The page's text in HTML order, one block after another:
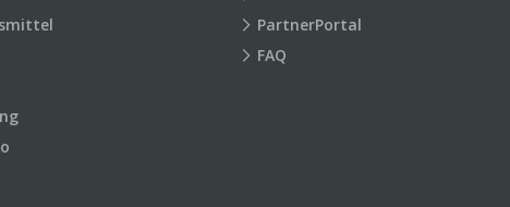
PartnerPortal
FAQ